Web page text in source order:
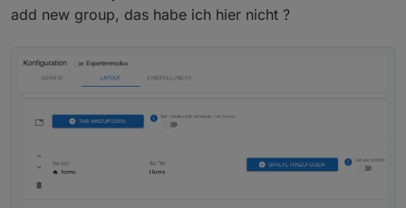
add new group, das habe ich hier nicht ?